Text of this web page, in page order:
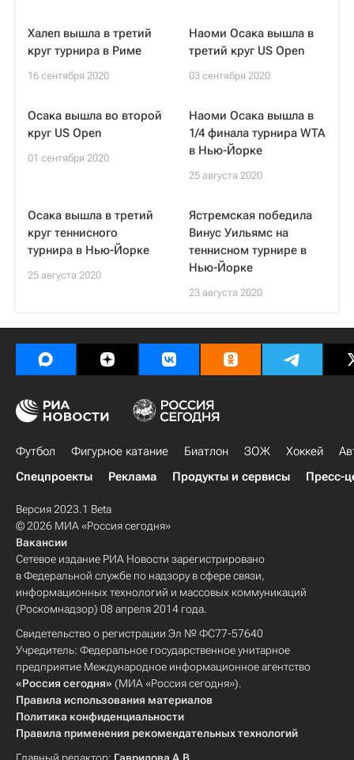
Халеп вышла в третий
круг турнира в Риме
16 сентября 2020
Наоми Осака вышла в
третий круг US Open
03 сентября 2020
Осака вышла во второй
круг US Open
01 сентября 2020
Наоми Осака вышла в
1/4 финала турнира WTA
в Нью-Йорке
25 августа 2020
Осака вышла в третий
круг теннисного
турнира в Нью-Йорке
25 августа 2020
Ястремская победила
Винус Уильямс на
теннисном турнире в
Нью-Йорке
23 августа 2020
Футбол Фигурное катание Биатлон ЗОЖ Хоккей
Спецпроекты
Реклама Продукты и сервисы Пресс-
Версия 2023.1 Beta
© 2026 МИА «Россия сегодня»
Вакансии
Сетевое издание РИА Новости зарегистрировано
в Федеральной службе по надзору в сфере связи,
информационных технологий и массовых коммуникаций
(Роскомнадзор) 08 апреля 2014 года.
Свидетельство о регистрации Эл № ФС77-57640
Учредитель: Федеральное государственное унитарное
предприятие Международное информационное агентство
«Россия сегодня» (МИА «Россия сегодня»).
Правила использования материалов
Политика конфиденциальности
Правила применения рекомендательных технологий